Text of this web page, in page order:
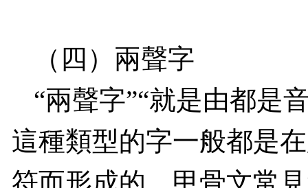
（四）兩聲字
“兩聲字”“就是由都是
這種類型的字一般都是